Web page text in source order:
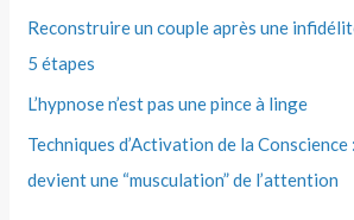
Reconstruire un couple après une
5 étapes
L’hypnose n’est pas une pince à linge
Techniques d’Activation de la Conscience
devient une “musculation” de l’attention